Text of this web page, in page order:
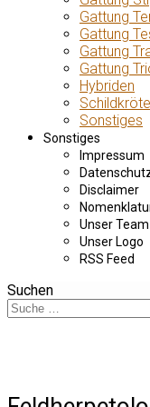
Gattung
Gattung
Gattung
Gattung
Hybriden
Sonstiges
Sonstiges
Impressum
Disclaimer
Unser Team
Unser Logo
RSS Feed
Suchen